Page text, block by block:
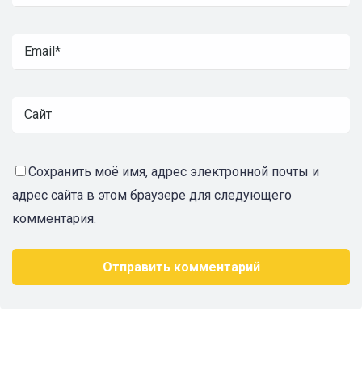
Сохранить моё имя, адрес электронной почты и
адрес сайта в этом браузере для следующего
комментария.